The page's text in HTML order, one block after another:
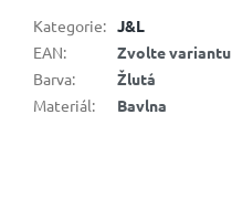
Kategorie: J&L
EAN:
Zvolte variantu
Barva:
Žlutá
Materiál: Bavlna